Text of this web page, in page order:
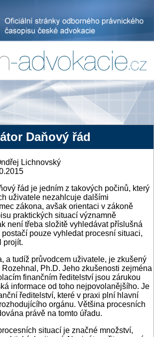
Daňový řád
Lichnovský
řád je jedním z takových počinů, který
uživatele nezahlcuje dalšími
zákona, avšak orientaci v zákoně
praktických situací významně
není třeba složitě vyhledávat příslušná
pouze vyhledat procesní situaci,
projít.
a tudíž průvodcem uživatele, je zkušený
Rozehnal, Ph.D. Jeho zkušenosti zejména
finančním ředitelství jsou zárukou
informace od toho nejpovolanějšího. Je
ředitelství, které v praxi plní hlavní
orgánu. Většina procesních
právě na tomto úřadu.
situací je značné množství,